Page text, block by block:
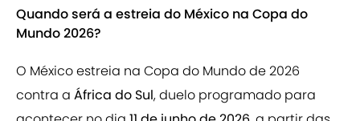
Quando será a estreia do México na Copa do
Mundo 2026?
O México estreia na Copa do Mundo de 2026
contra a África do Sul, duelo programado para